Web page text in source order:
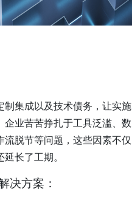
制集成以及技术债务，让实施
企业苦苦挣扎于工具泛滥、数
流脱节等问题，这些因素不仅
长了工期。
方案：